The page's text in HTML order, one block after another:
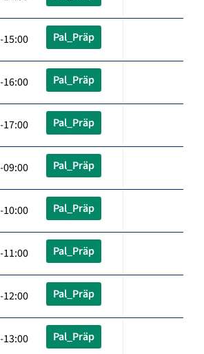
Pal_Präp
Pal_Präp
Pal_Präp
Pal_Präp
Pal_Präp
Pal_Präp
Pal_Präp
Pal_Präp